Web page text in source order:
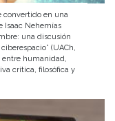
convertido en una
Isaac Nehemías
una discusión
(UACh,
entre humanidad,
crítica, filosófica y